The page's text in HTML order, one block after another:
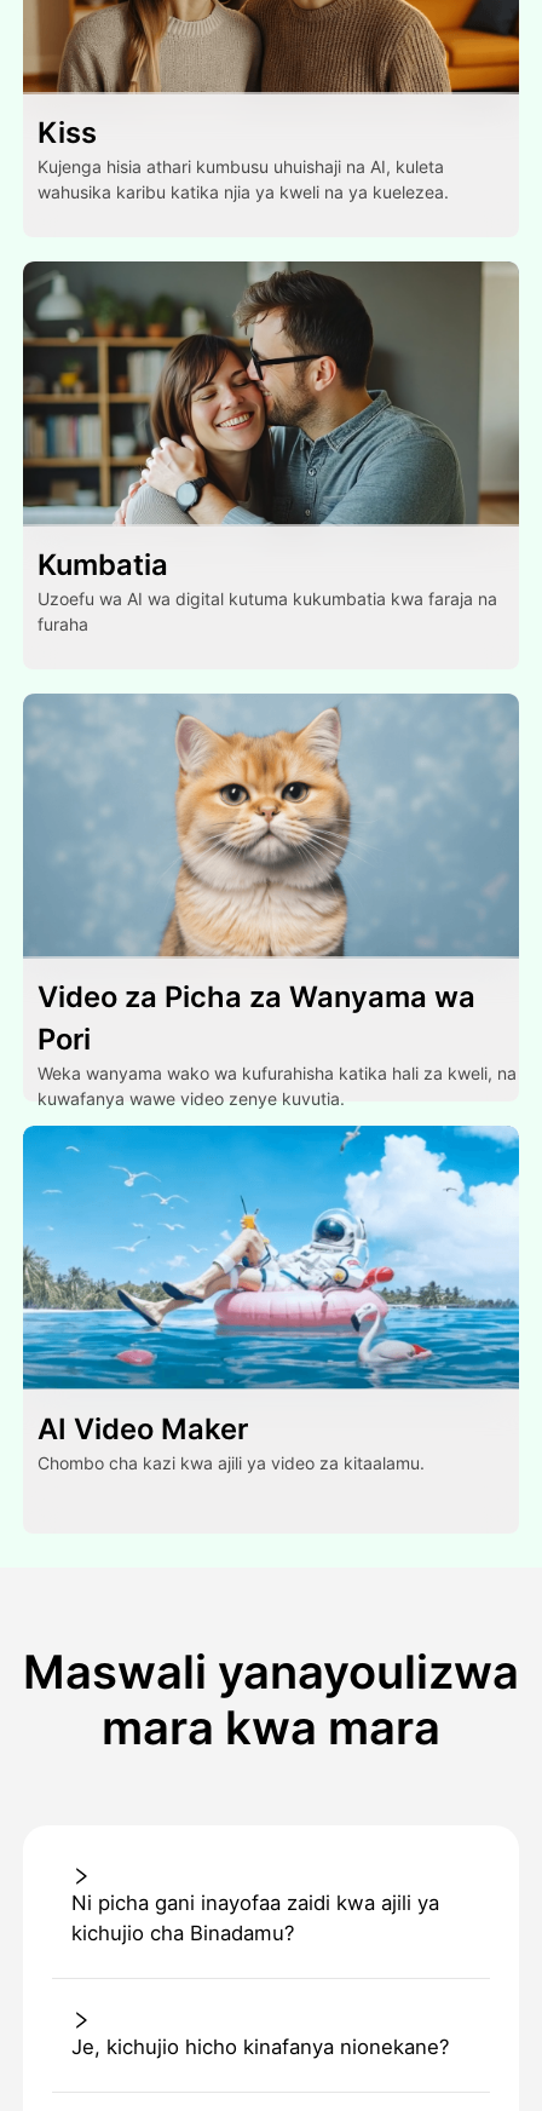
Kiss
Kujenga hisia athari kumbusu uhuishaji na AI, kuleta
wahusika karibu katika njia ya kweli na ya kuelezea.
Kumbatia
Uzoefu wa AI wa digital kutuma kukumbatia kwa faraja na
furaha
Video za Picha za Wanyama wa
Pori
Weka wanyama wako wa kufurahisha katika hali za kweli, na
kuwafanya wawe video zenye kuvutia.
AI Video Maker
Chombo cha kazi kwa ajili ya video za kitaalamu.
Maswali yanayoulizwa
mara kwa mara
Ni picha gani inayofaa zaidi kwa ajili ya
kichujio cha Binadamu?
Je, kichujio hicho kinafanya nionekane?